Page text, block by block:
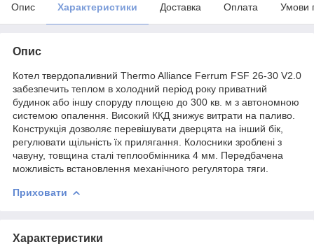
Опис Характеристики Доставка Оплата Умови
Опис
Котел твердопаливний Thermo Alliance Ferrum FSF 26-30 V2.0
забезпечить теплом в холодний період року приватний
будинок або іншу споруду площею до 300 кв. м з автономною
системою опалення. Високий ККД знижує витрати на паливо.
Конструкція дозволяє перевішувати дверцята на інший бік,
регулювати щільність їх прилягання. Колосники зроблені з
чавуну, товщина сталі теплообмінника 4 мм. Передбачена
можливість встановлення механічного регулятора тяги.
Приховати
Характеристики